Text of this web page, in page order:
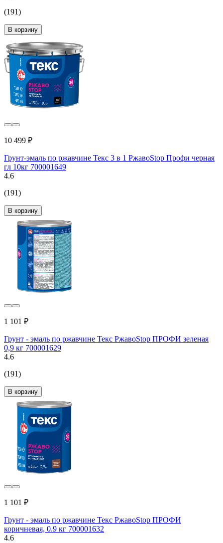
(191)
В корзину
10 499 ₽
Грунт-эмаль по ржавчине Текс 3 в 1 РжавоStop Профи черная
гл 10кг 700001649
4.6
(191)
В корзину
1 101 ₽
Грунт - эмаль по ржавчине Текс РжавоStop ПРОФИ зеленая
0,9 кг 700001629
4.6
(191)
В корзину
1 101 ₽
Грунт - эмаль по ржавчине Текс РжавоStop ПРОФИ
коричневая, 0.9 кг 700001632
4.6